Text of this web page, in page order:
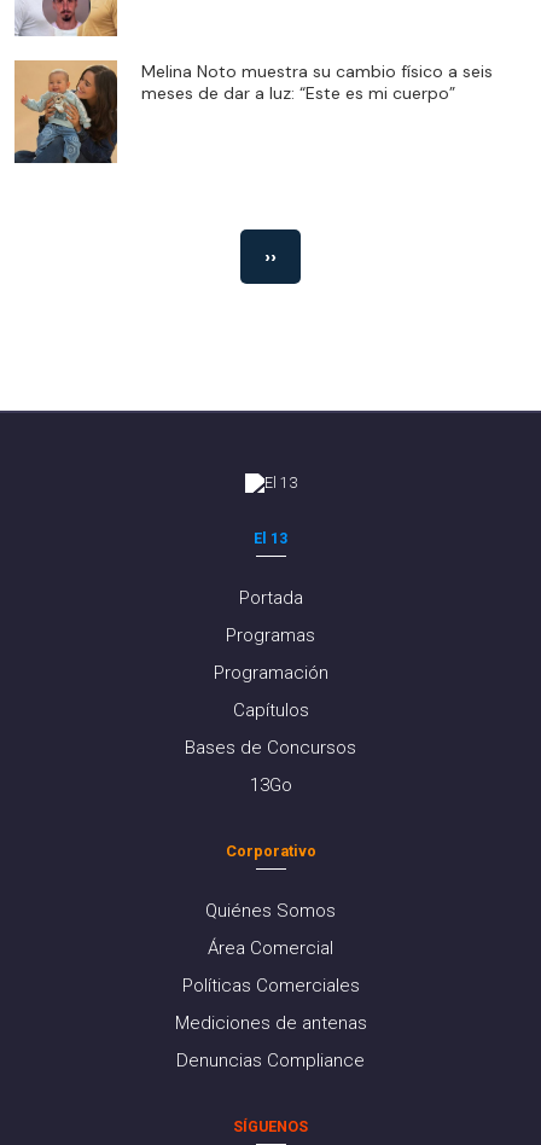
Melina Noto muestra su cambio físico a seis
meses de dar a luz: “Este es mi cuerpo”
››
El 13
Portada
Programas
Programación
Capítulos
Bases de Concursos
13Go
Corporativo
Quiénes Somos
Área Comercial
Políticas Comerciales
Mediciones de antenas
Denuncias Compliance
SÍGUENOS